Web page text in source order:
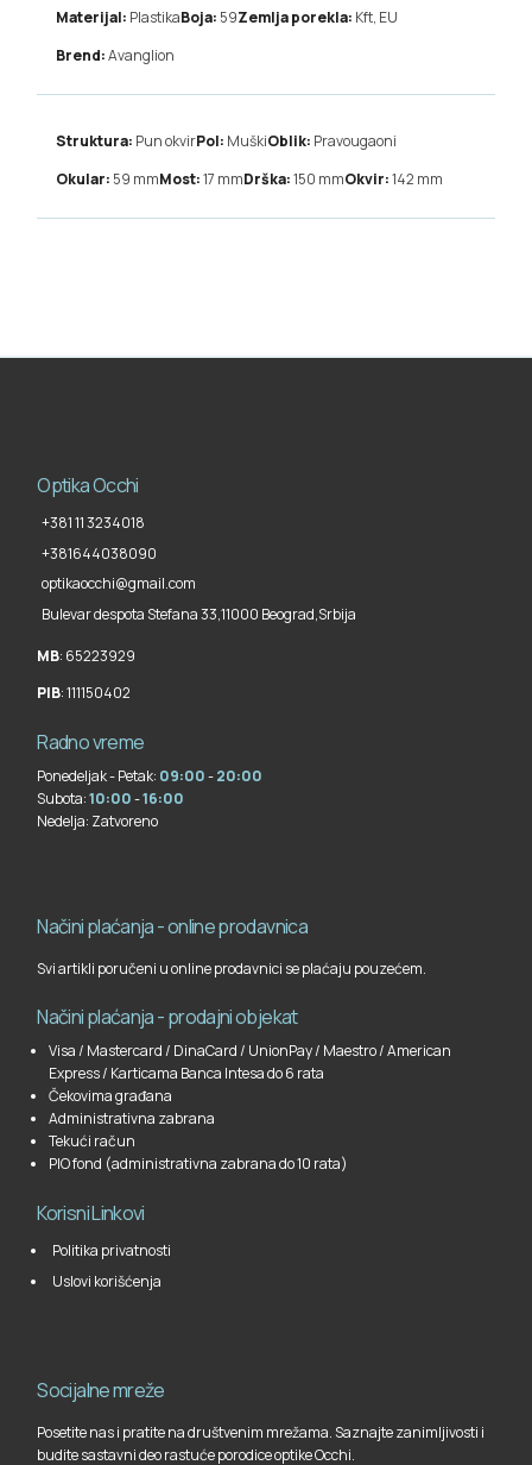
Materijal: PlastikaBoja: 59Zemlja porekla: Kft, EU
Brend:Avanglion
Struktura: Pun okvirPol: MuškiOblik: Pravougaoni
Okular: 59 mmMost:17 mmDrška:150 mmOkvir:142 mm
Optika Occhi
+381 11 3234018
+381644038090
optikaocchi@gmail.com
Bulevar despota Stefana 33,11000 Beograd,Srbija
MB: 65223929
PIB: 111150402
Radno vreme
Ponedeljak - Petak: 09:00-20:00
Subota:10:00-16:00
Nedelja: Zatvoreno
Načini plaćanja - online prodavnica
Svi artikli poručeni u online prodavnici se plaćaju pouzećem.
Načini plaćanja - prodajni objekat
Visa / Mastercard / DinaCard / UnionPay / Maestro / American
Express / Karticama Banca Intesa do 6 rata
Čekovima građana
Administrativna zabrana
Tekući račun
PIO fond (administrativna zabrana do 10 rata)
Korisni Linkovi
Politika privatnosti
Uslovi korišćenja
Socijalne mreže
Posetite nas i pratite na društvenim mrežama. Saznajte zanimljivosti i
budite sastavni deo rastuće porodice optike Occhi.